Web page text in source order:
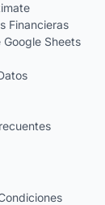
Financieras
Google Sheets